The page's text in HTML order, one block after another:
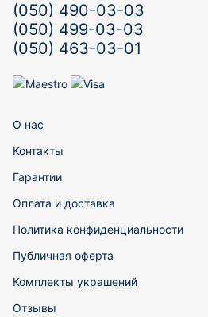
(050) 490-03-03
(050) 499-03-03
(050) 463-03-01
О нас
Контакты
Гарантии
Оплата и доставка
Политика конфиденциальности
Публичная оферта
Комплекты украшений
Отзывы